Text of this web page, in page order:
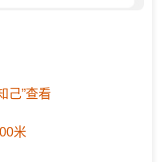
己”查看
米